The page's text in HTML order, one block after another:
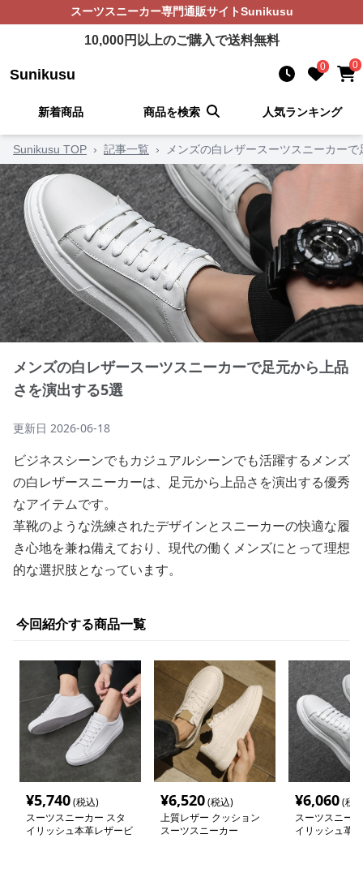
スーツスニーカー専門通販サイトSunikusu
10,000円以上のご購入で送料無料
Sunikusu 0 0
新着商品 商品を検索 人気ランキング
Sunikusu TOP › 記事一覧 › メンズの白レザースーツスニーカー
メンズの白レザースーツスニーカーで足元から上品
さを演出する5選
更新日 2026-06-18
ビジネスシーンでもカジュアルシーンでも活躍するメンズ
の白レザースニーカーは、足元から上品さを演出する優秀
なアイテムです。
革靴のような洗練されたデザインとスニーカーの快適な履
き心地を兼ね備えており、現代の働くメンズにとって理想
的な選択肢となっています。
今回紹介する商品一覧
¥5,740(税込)
スーツスニーカー スタ
イリッシュ本革レザービ
¥6,520(税込)
上質レザー クッション
スーツスニーカー
¥6,060(税
スーツスニー
イリッシュ革